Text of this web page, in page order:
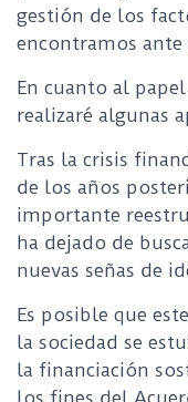
gestión de los
encontramos ante
En cuanto al
realizaré algunas
Tras la crisis
de los años
importante
ha dejado de
nuevas señas de
Es posible que
la sociedad se
la financiación
los fines del